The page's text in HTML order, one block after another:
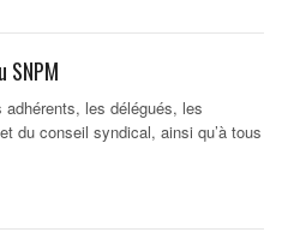
SNPM
les délégués, les
du conseil syndical, ainsi qu’à tous